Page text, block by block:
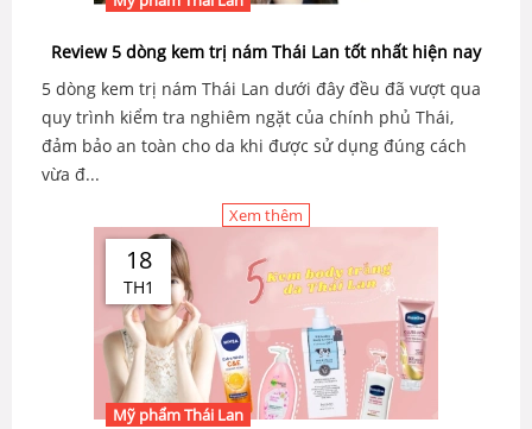
Review 5 dòng kem trị nám Thái Lan tốt nhất hiện nay
5 dòng kem trị nám Thái Lan dưới đây đều đã vượt qua
quy trình kiểm tra nghiêm ngặt của chính phủ Thái,
đảm bảo an toàn cho da khi được sử dụng đúng cách
vừa đ...
Xem thêm
18
TH1
Mỹ phẩm Thái Lan